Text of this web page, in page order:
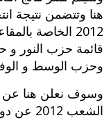
هنا وتتضمن نتيجة
2012 الخاصة
قائمة حزب النور و
وحزب الوسط و
وسوف نعلن هنا عن
الشعب 2012 عن دوائر محافظة قنا التالية: